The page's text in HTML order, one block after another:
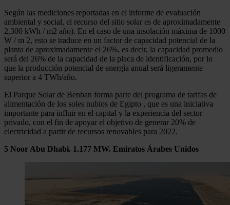
Según las mediciones reportadas en el informe de evaluación
ambiental y social, el recurso del sitio solar es de aproximadamente
2,300 kWh / m2 año). En el caso de una insolación máxima de 1000
W / m 2, esto se traduce en un factor de capacidad potencial de la
planta de aproximadamente el 26%, es decir, la capacidad promedio
será del 26% de la capacidad de la placa de identificación, por lo
que la producción potencial de energía anual será ligeramente
superior a 4 TWh/año.
El Parque Solar de Benban forma parte del programa de tarifas de
alimentación de los soles nubios de Egipto , que es una iniciativa
importante para influir en el capital y la experiencia del sector
privado, con el fin de apoyar el objetivo de generar 20% de
electricidad a partir de recursos renovables para 2022.
5 Noor Abu Dhabi. 1.177 MW. Emiratos Árabes Unidos